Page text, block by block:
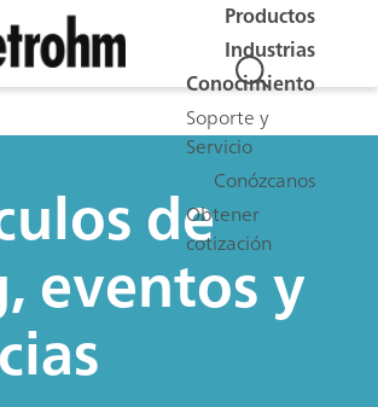
Productos
Industrias
Conocimiento
Soporte y
Servicio
Conózcanos
Obtener
cotización
de
eventos y